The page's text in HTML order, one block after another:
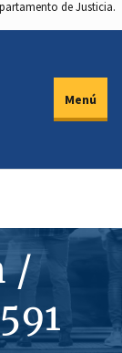
de Justicia.
Menú
/